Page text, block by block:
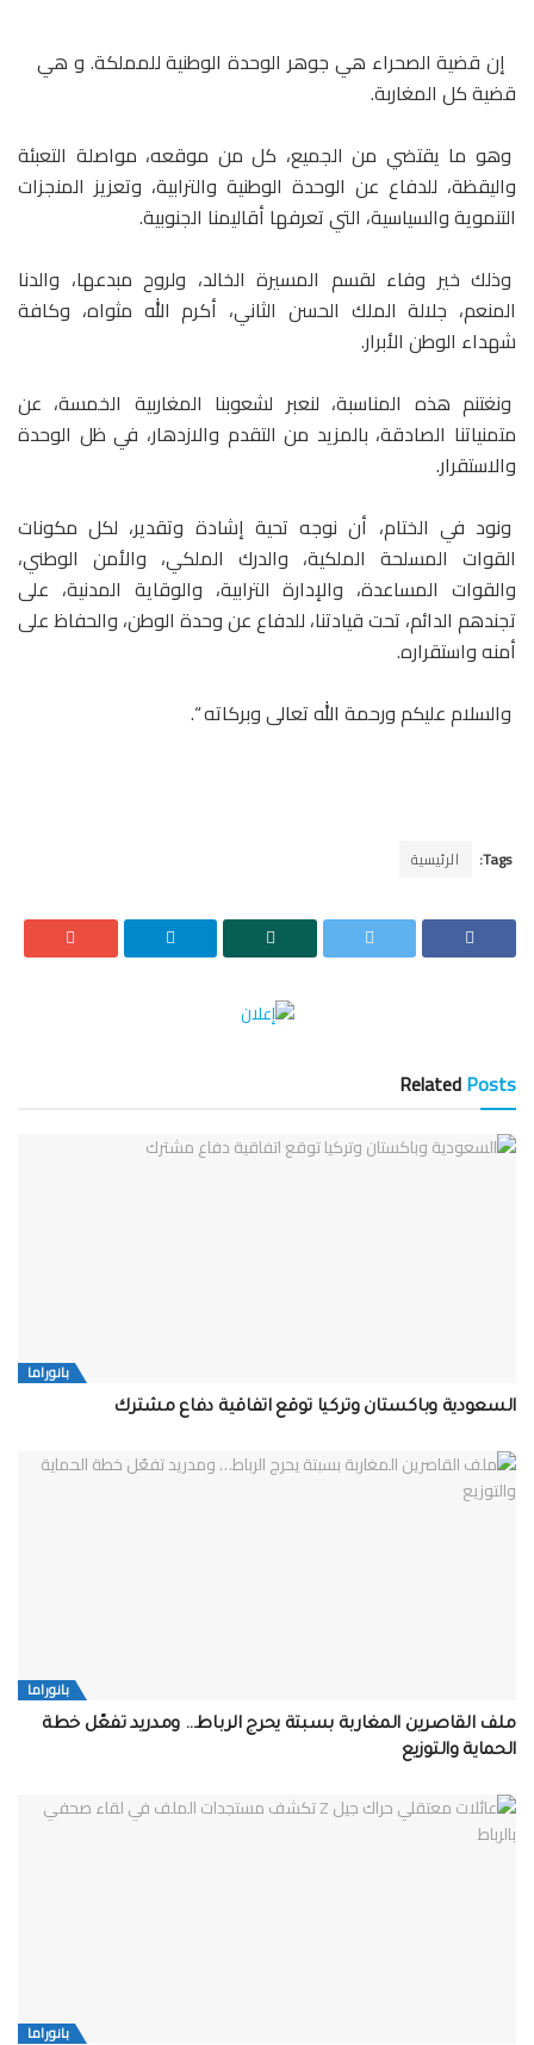
إن قضية الصحراء هي جوهر الوحدة الوطنية للمملكة. و هي
قضية كل المغاربة.
وهو ما يقتضي من الجميع، كل من موقعه، مواصلة التعبئة
واليقظة، للدفاع عن الوحدة الوطنية والترابية، وتعزيز المنجزات
التنموية والسياسية، التي تعرفها أقاليمنا الجنوبية.
وذلك خير وفاء لقسم المسيرة الخالد، ولروح مبدعها، والدنا
المنعم، جلالة الملك الحسن الثاني، أكرم الله مثواه، وكافة
شهداء الوطن الأبرار.
ونغتنم هذه المناسبة، لنعبر لشعوبنا المغاربية الخمسة، عن
متمنياتنا الصادقة، بالمزيد من التقدم والازدهار، في ظل الوحدة
والاستقرار.
ونود في الختام، أن نوجه تحية إشادة وتقدير، لكل مكونات
القوات المسلحة الملكية، والدرك الملكي، والأمن الوطني،
والقوات المساعدة، والإدارة الترابية، والوقاية المدنية، على
تجندهم الدائم، تحت قيادتنا، للدفاع عن وحدة الوطن، والحفاظ على
أمنه واستقراره.
والسلام علیکم ورحمة الله تعالى وبركاته “.
Tags: الرئيسية
RelatedPosts
بانوراما
السعودية وباكستان وتركيا توقع اتفاقية دفاع مشترك
بانوراما
ملف القاصرين المغاربة بسبتة يحرج الرباط… ومدريد تفعّل خطة
الحماية والتوزيع
بانوراما